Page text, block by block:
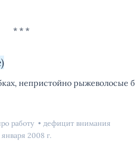
непристойно рыжеволосые
работу
дефицит внимания
2008 г.